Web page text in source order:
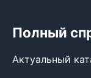
Полный
Актуальный